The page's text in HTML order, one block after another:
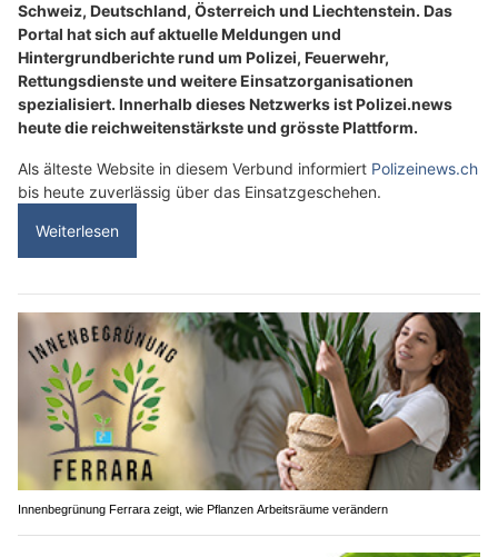
Schweiz, Deutschland, Österreich und Liechtenstein. Das
Portal hat sich auf aktuelle Meldungen und
Hintergrundberichte rund um Polizei, Feuerwehr,
Rettungsdienste und weitere Einsatzorganisationen
spezialisiert. Innerhalb dieses Netzwerks ist Polizei.news
heute die reichweitenstärkste und grösste Plattform.
Als älteste Website in diesem Verbund informiert Polizeinews.ch
bis heute zuverlässig über das Einsatzgeschehen.
Weiterlesen
Innenbegrünung Ferrara zeigt, wie Pflanzen Arbeitsräume verändern